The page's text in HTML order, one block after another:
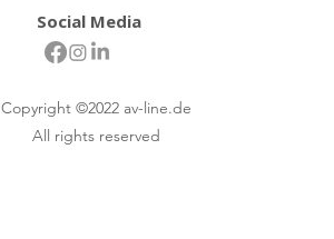
Social Media
Copyright ©2022 av-line.de
All rights reserved